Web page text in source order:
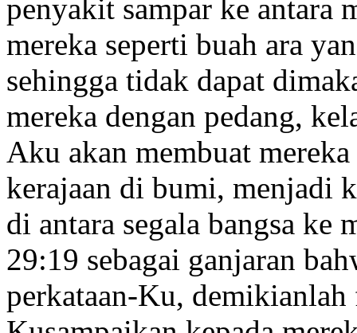
penyakit sampar ke antara
mereka seperti buah ara
sehingga tidak dapat
mereka dengan pedang,
Aku akan membuat
kerajaan di bumi, menjadi
di antara segala bangsa ke
29:19 sebagai ganjaran
perkataan-Ku,